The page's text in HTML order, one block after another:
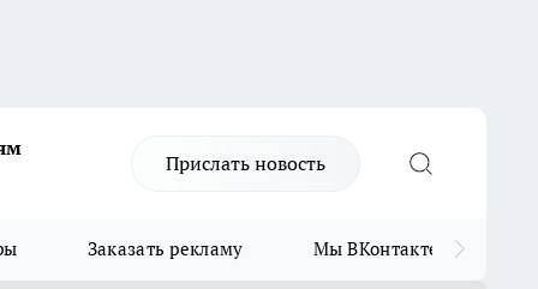
Прислать новость
Заказать рекламу Мы ВКонтакте